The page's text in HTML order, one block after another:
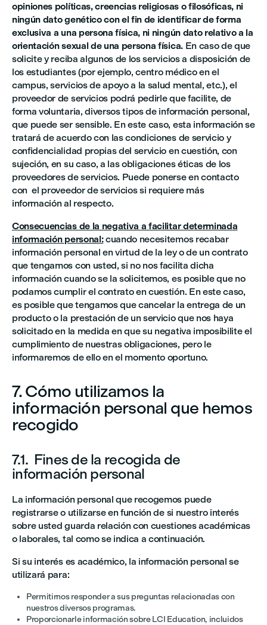
opiniones políticas, creencias religiosas o filosóficas, ni
ningún dato genético con el fin de identificar de forma
exclusiva a una persona física, ni ningún dato relativo a la
orientación sexual de una persona física.En caso de que
solicite y reciba algunos de los servicios a disposición de
los estudiantes (por ejemplo, centro médico en el
campus, servicios de apoyo a la salud mental, etc.), el
proveedor de servicios podrá pedirle que facilite, de
forma voluntaria, diversos tipos de información personal,
que puede ser sensible. En este caso, esta información se
tratará de acuerdo con las condiciones de servicio y
confidencialidad propias del servicio en cuestión, con
sujeción, en su caso, a las obligaciones éticas de los
proveedores de servicios. Puede ponerse en contacto
con el proveedor de servicios si requiere más
información al respecto.
Consecuencias de la negativa a facilitar determinada
información personal:cuando necesitemos recabar
información personal en virtud de la ley o de un contrato
que tengamos con usted, si no nos facilita dicha
información cuando se la solicitemos, es posible que no
podamos cumplir el contrato en cuestión. En este caso,
es posible que tengamos que cancelar la entrega de un
producto o la prestación de un servicio que nos haya
solicitado en la medida en que su negativa imposibilite el
cumplimiento de nuestras obligaciones, pero le
informaremos de ello en el momento oportuno.
7. Cómo utilizamos la
información personal que hemos
recogido
7.1. Fines de la recogida de
información personal
La información personal que recogemos puede
registrarse o utilizarse en función de si nuestro interés
sobre usted guarda relación con cuestiones académicas
o laborales, tal como se indica a continuación.
Si su interés es académico, la información personal se
utilizará para:
Permitirnos responder a sus preguntas relacionadas con
nuestros diversos programas.
Proporcionarle información sobre LCI Education, incluidos